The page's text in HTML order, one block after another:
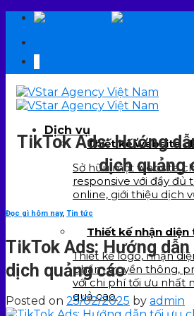
Skip
content
Dịch vụ
Thiết kế website
Sở hữu một website
responsive với đầy đủ
online, giới thiệu dịch
Thiết kế nhận diện
Thiết kế logo, nhận
phẩm truyền thông,
với chi phí tối ưu nhất
quả cao.
TikTok Ads: Hướng
dịch quảng
Đọc gì hôm nay, Tin tức
TikTok Ads: Hướng
dịch quảng cáo
Posted on 25/02/2025 by admin